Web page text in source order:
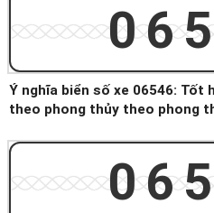
Ý nghĩa biển số xe 06546: Tốt
theo phong thủy theo phong